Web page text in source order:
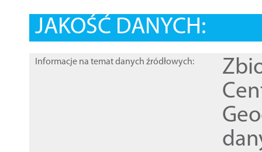
JAKOŚĆ DANYCH:
Informacje na temat danych źródłowych: